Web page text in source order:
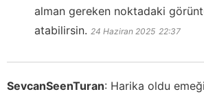
alman gereken noktadaki
atabilirsin. 24 Haziran 2025 22:37
SevcanSeenTuran: Harika oldu